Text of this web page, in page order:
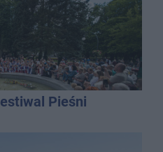
Pieśni